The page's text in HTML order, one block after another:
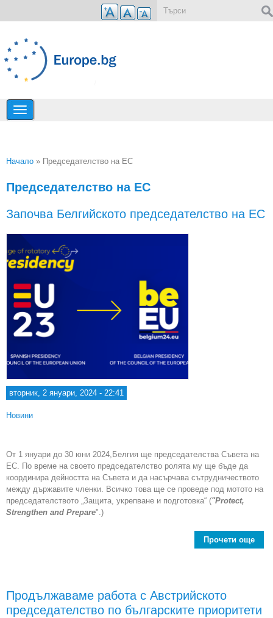
Премини към основното съдържание
Начало » Председателство на ЕС
Председателство на ЕС
Започва Белгийското председателство на ЕС
вторник, 2 януари, 2024 - 22:41
Новини
От 1 януари до 30 юни 2024,Белгия ще председателства Съвета на
ЕС. По време на своето председателство ролята му ще бъде да
координира дейността на Съвета и да насърчава сътрудничеството
между държавите членки. Всичко това ще се проведе под мотото на
председателството „Защита, укрепване и подготовка“ ("Protect,
Strengthen and Prepare".)
Прочети още
Продължаваме работа с Австрийското
председателство по българските приоритети